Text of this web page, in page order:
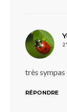
très sympas
RÉPONDRE